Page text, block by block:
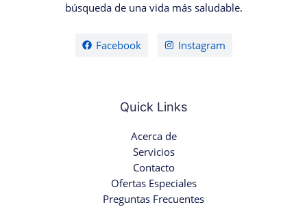
búsqueda de una vida más saludable.
Facebook Instagram
Quick Links
Acerca de
Servicios
Contacto
Ofertas Especiales
Preguntas Frecuentes